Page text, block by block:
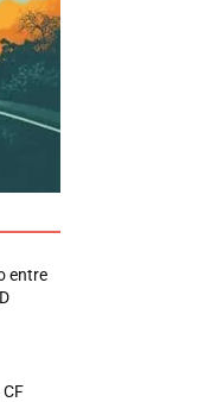
entre